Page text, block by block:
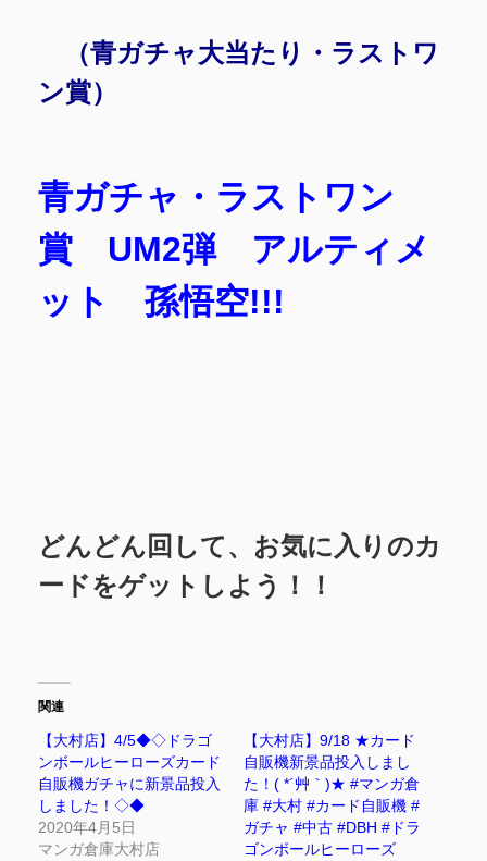
（青ガチャ大当たり・ラストワ
ン賞）
青ガチャ・ラストワン
賞 UM2弾 アルティメ
ット 孫悟空!!!
どんどん回して、お気に入りのカ
ードをゲットしよう！！
関連
【大村店】4/5◆◇ドラゴ
ンボールヒーローズカード
自販機ガチャに新景品投入
しました！◇◆
2020年4月5日
マンガ倉庫大村店
【大村店】9/18 ★カード
自販機新景品投入しまし
た！( *´艸｀)★ #マンガ倉
庫 #大村 #カード自販機 #
ガチャ #中古 #DBH #ドラ
ゴンボールヒーローズ